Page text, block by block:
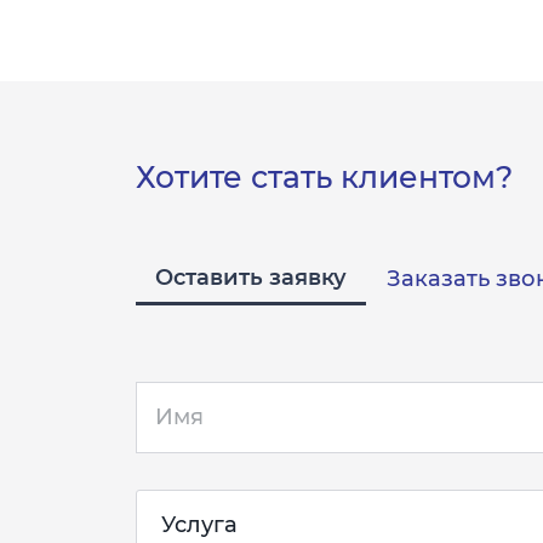
Хотите стать клиентом?
Оставить заявку Заказать